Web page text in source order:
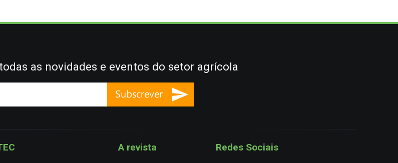
as novidades e eventos do setor agrícola
A revista Redes Sociais